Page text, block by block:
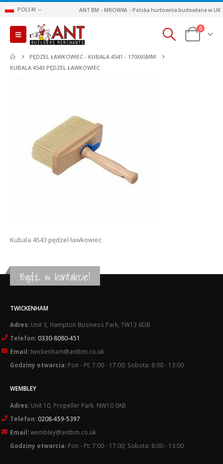
POLSKI ANT BM - MROWKA - Polska hurtownia budowlana w UK
0
PĘDZEL ŁAWKOWIEC - KUBALA 4541 - 170X65MM
KUBALA 4543 PĘDZEL ŁAWKOWIEC
Kubala 4543 pędzel ławkowiec
Bądź w kontakcie!
TWICKENHAM
Adres: Unit 3, Hampton Business Park, TW13 6DB
Telefon: 0330-8080-451
Email:twickenham@antbm.co.uk
Godziny otwarcia: Pon - Pt: 7:00 - 17:00; Sobota: 8:00 - 13:00
WEMBLEY
Adres: Unit 10, Propeller Park, NW10 0AB
Telefon: 0208-459-5397
Email:wembley@antbm.co.uk
Godziny otwarcia: Pon - Pt: 7:00 - 17:00; Sobota: 8:00 - 13:00